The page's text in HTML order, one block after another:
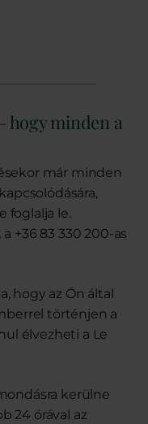
hogy minden a
már minden
foglalja le.
+36 83 330 200-as
hogy az Ön által
történjen a
élvezheti a Le
kerülne
24 órával az